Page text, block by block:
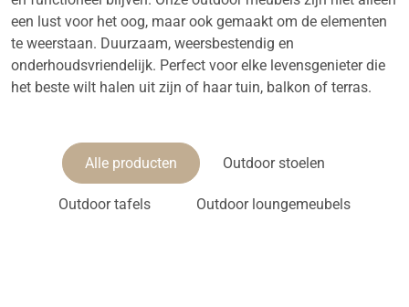
een lust voor het oog, maar ook gemaakt om de elementen
te weerstaan. Duurzaam, weersbestendig en
onderhoudsvriendelijk. Perfect voor elke levensgenieter die
het beste wilt halen uit zijn of haar tuin, balkon of terras.
Alle producten Outdoor stoelen
Outdoor tafels Outdoor loungemeubels